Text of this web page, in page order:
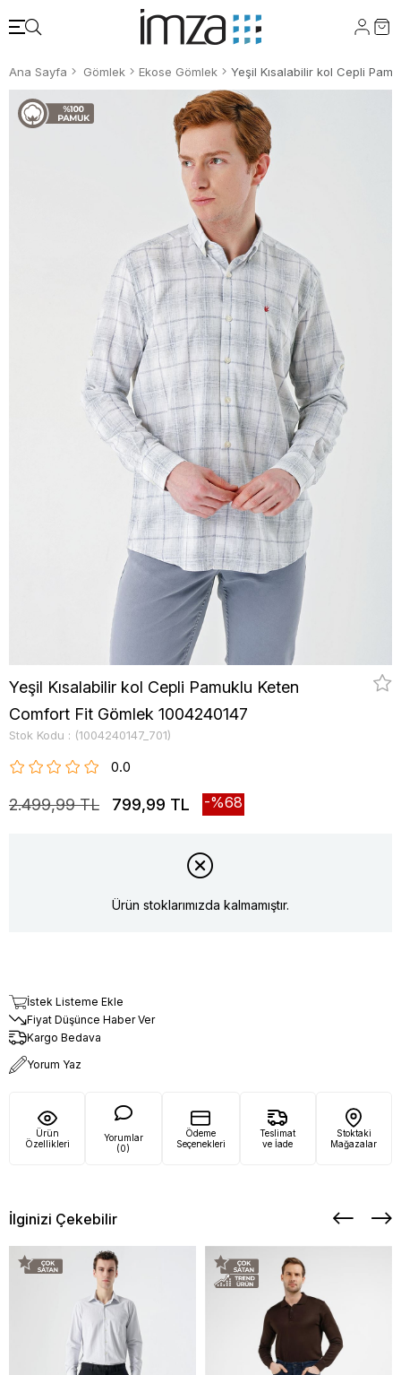
Ana Sayfa Gömlek Ekose Gömlek
Yeşil Kısalabilir kol Cepli Pamuklu Keten
Comfort Fit Gömlek 1004240147
Stok Kodu (1004240147_701)
0.0
2.499,99 TL 799,99 TL 68
Ürün stoklarımızda kalmamıştır.
İstek Listeme Ekle
Fiyat Düşünce Haber Ver
Kargo Bedava
Yorum Yaz
Ürün
Özellikleri
Yorumlar
(0)
Ödeme
Seçenekleri
Teslimat
ve İade
Stoktaki
Mağazalar
İlginizi Çekebilir